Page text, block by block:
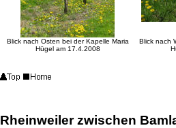
Blick nach Osten bei der Kapelle Maria
Hügel am 17.4.2008
Blick nach
Rheinweiler zwischen